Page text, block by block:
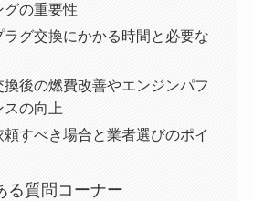
グの重要性
ラグ交換にかかる時間と必要な
換後の燃費改善やエンジンパフ
スの向上
頼すべき場合と業者選びのポイ
る質問コーナー